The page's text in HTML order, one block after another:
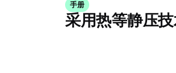
手册
采用热等静压